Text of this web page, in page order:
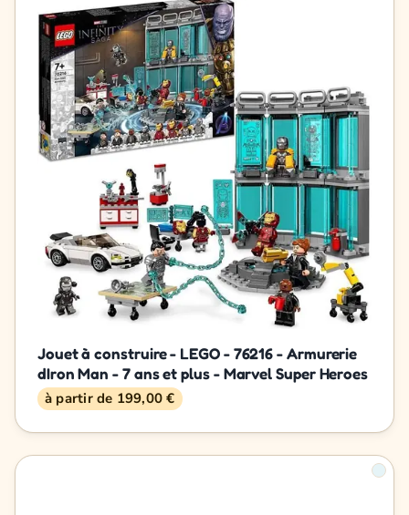
Jouet à construire - LEGO - 76216 - Armurerie
dIron Man - 7 ans et plus - Marvel Super Heroes
à partir de 199,00 €